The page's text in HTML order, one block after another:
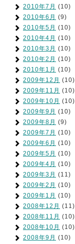
2010年7月 (10)
2010年6月 (9)
2010年5月 (10)
2010年4月 (10)
2010年3月 (10)
2010年2月 (10)
2010年1月 (10)
2009年12月 (10)
2009年11月 (10)
2009年10月 (10)
2009年9月 (10)
2009年8月 (9)
2009年7月 (10)
2009年6月 (10)
2009年5月 (10)
2009年4月 (10)
2009年3月 (11)
2009年2月 (10)
2009年1月 (10)
2008年12月 (11)
2008年11月 (10)
2008年10月 (10)
2008年9月 (10)